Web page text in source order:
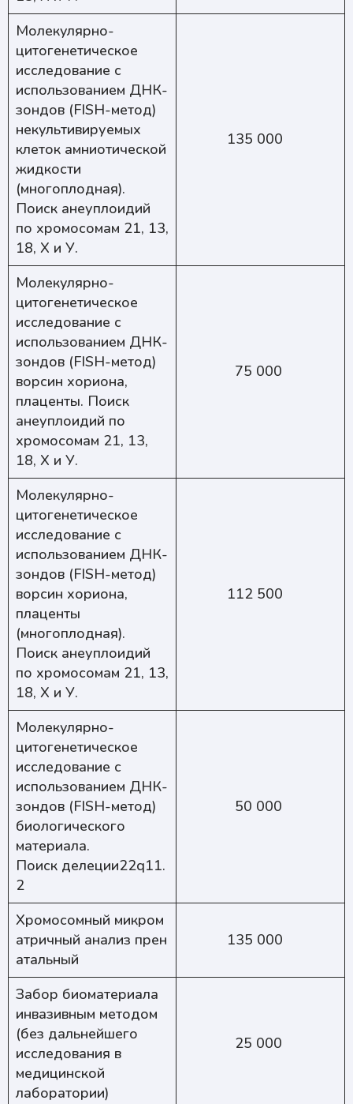
Молекулярно-
цитогенетическое
исследование с
использованием ДНК-
зондов (FISH-метод)
некультивируемых
клеток амниотической
жидкости
(многоплодная).
Поиск анеуплоидий
по хромосомам 21, 13,
18, Х и У.
135 000
Молекулярно-
цитогенетическое
исследование с
использованием ДНК-
зондов (FISH-метод)
ворсин хориона,
плаценты. Поиск
анеуплоидий по
хромосомам 21, 13,
18, Х и У.
75 000
Молекулярно-
цитогенетическое
исследование с
использованием ДНК-
зондов (FISH-метод)
ворсин хориона,
плаценты
(многоплодная).
Поиск анеуплоидий
по хромосомам 21, 13,
18, Х и У.
112 500
Молекулярно-
цитогенетическое
исследование с
использованием ДНК-
зондов (FISH-метод)
биологического
материала.
Поиск делеции22q11.
2
50 000
Хромосомный микром
атричный анализ прен
атальный
135 000
Забор биоматериала
инвазивным методом
(без дальнейшего
исследования в
медицинской
лаборатории)
25 000